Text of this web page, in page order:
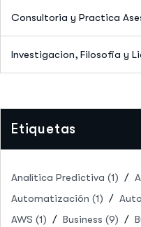
Consultoria y Practica
Investigacion, Filosofia y
Etiquetas
Analítica Predictiva (1)
Automatización (1)
AWS (1) Business (9)